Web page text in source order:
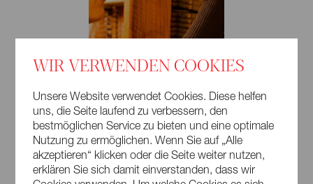
WIR VERWENDEN COOKIES
Unsere Website verwendet Cookies. Diese helfen
uns, die Seite laufend zu verbessern, den
bestmöglichen Service zu bieten und eine optimale
Nutzung zu ermöglichen. Wenn Sie auf „Alle
akzeptieren“ klicken oder die Seite weiter nutzen,
erklären Sie sich damit einverstanden, dass wir